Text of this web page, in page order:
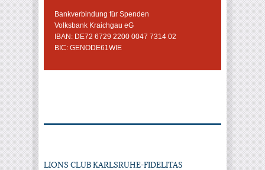
Bankverbindung für Spenden
Volksbank Kraichgau eG
IBAN: DE72 6729 2200 0047 7314 02
BIC: GENODE61WIE
LIONS CLUB KARLSRUHE-FIDELITAS